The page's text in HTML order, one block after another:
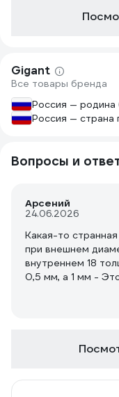
Gigant
Все товары бренда
Россия — родина
Россия — страна
Вопросы и
Арсений
24.06.2026
Какая-то
при внешнем
внутреннем 18
0,5 мм, а 1 мм -